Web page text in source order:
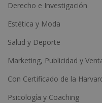
Derecho e Investigación
Estética y Moda
Salud y Deporte
Marketing, Publicidad y
Con Certificado de la
Psicología y Coaching